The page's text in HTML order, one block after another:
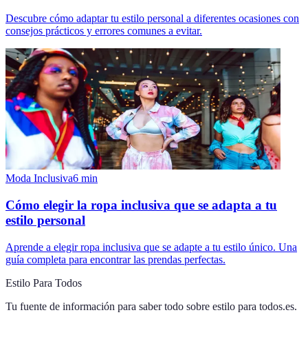
Descubre cómo adaptar tu estilo personal a diferentes ocasiones con
consejos prácticos y errores comunes a evitar.
Moda Inclusiva6 min
Cómo elegir la ropa inclusiva que se adapta a tu
estilo personal
Aprende a elegir ropa inclusiva que se adapte a tu estilo único. Una
guía completa para encontrar las prendas perfectas.
Estilo Para Todos
Tu fuente de información para saber todo sobre estilo para todos.es.